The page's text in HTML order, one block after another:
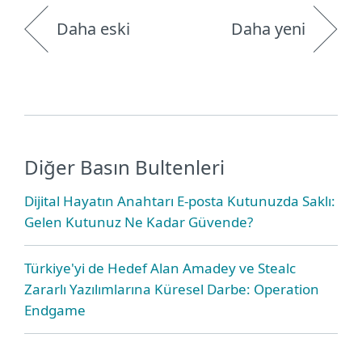
Daha eski Daha yeni
Diğer Basın Bultenleri
Dijital Hayatın Anahtarı E-posta Kutunuzda Saklı:
Gelen Kutunuz Ne Kadar Güvende?
Türkiye'yi de Hedef Alan Amadey ve Stealc
Zararlı Yazılımlarına Küresel Darbe: Operation
Endgame